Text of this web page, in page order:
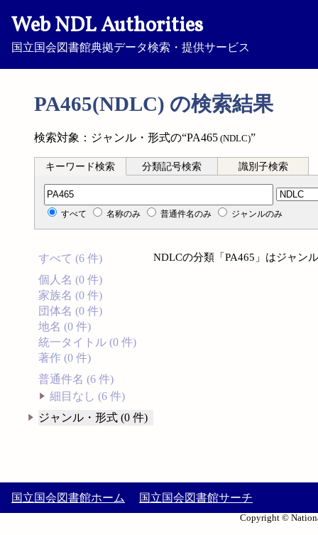
Web NDL Authorities
国立国会図書館典拠データ検索・提供サービス
PA465(NDLC) の検索結果
検索対象：ジャンル・形式の“PA465 (NDLC)”
キーワード検索 分類記号検索 識別子検索
分類記号検索
すべて 名称のみ 普通件名のみ ジャンルのみ
すべて (6 件)
個人名 (0 件)
家族名 (0 件)
団体名 (0 件)
地名 (0 件)
統一タイトル (0 件)
著作 (0 件)
普通件名 (6 件)
細目なし (6 件)
ジャンル・形式 (0 件)
NDLCの分類「PA465」はジャン
国立国会図書館ホーム 国立国会図書館サーチ
Copyright ©